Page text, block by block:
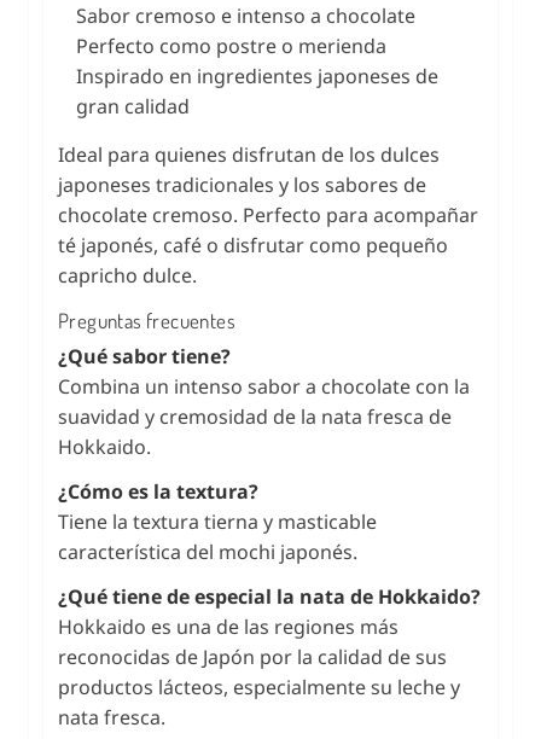
Sabor cremoso e intenso a chocolate
Perfecto como postre o merienda
Inspirado en ingredientes japoneses de
gran calidad
Ideal para quienes disfrutan de los dulces
japoneses tradicionales y los sabores de
chocolate cremoso. Perfecto para acompañar
té japonés, café o disfrutar como pequeño
capricho dulce.
Preguntas frecuentes
¿Qué sabor tiene?
Combina un intenso sabor a chocolate con la
suavidad y cremosidad de la nata fresca de
Hokkaido.
¿Cómo es la textura?
Tiene la textura tierna y masticable
característica del mochi japonés.
¿Qué tiene de especial la nata de Hokkaido?
Hokkaido es una de las regiones más
reconocidas de Japón por la calidad de sus
productos lácteos, especialmente su leche y
nata fresca.